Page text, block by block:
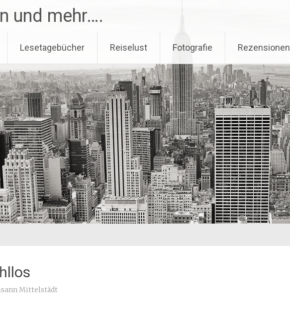
und mehr….
Lesetagebücher Reiselust Fotografie Rezensionen
Mittelstädt